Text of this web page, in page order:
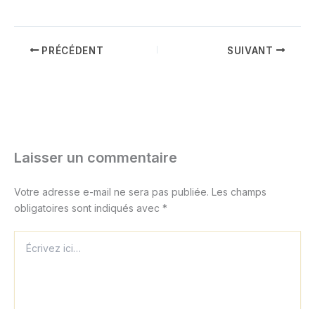
PRÉCÉDENT SUIVANT
Laisser un commentaire
Votre adresse e-mail ne sera pas publiée. Les champs
obligatoires sont indiqués avec *
ici…